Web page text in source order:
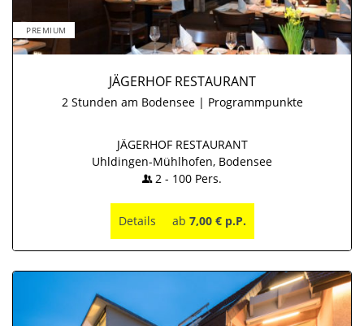
PREMIUM
JÄGERHOF RESTAURANT
2 Stunden am Bodensee | Programmpunkte
JÄGERHOF RESTAURANT
Uhldingen-Mühlhofen, Bodensee
2 - 100 Pers.
Details ab 7,00 € p.P.